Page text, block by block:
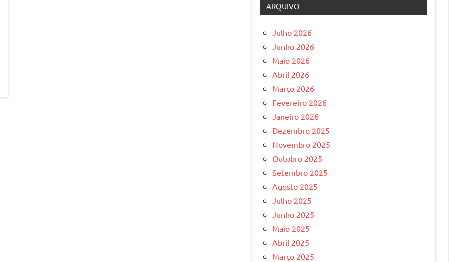
ARQUIVO
Julho 2026
Junho 2026
Maio 2026
Abril 2026
Março 2026
Fevereiro 2026
Janeiro 2026
Dezembro 2025
Novembro 2025
Outubro 2025
Setembro 2025
Agosto 2025
Julho 2025
Junho 2025
Maio 2025
Abril 2025
Março 2025